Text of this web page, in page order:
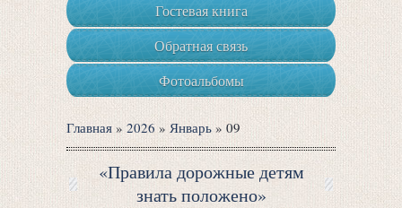
Гостевая книга
Обратная связь
Фотоальбомы
Главная » 2026 » Январь » 09
«Правила дорожные детям
знать положено»